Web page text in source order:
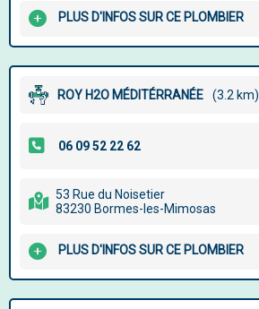
PLUS D'INFOS SUR CE PLOMBIER
ROY H2O MÉDITÉRRANÉE (3.2 km)
53 Rue du Noisetier
83230 Bormes-les-Mimosas
PLUS D'INFOS SUR CE PLOMBIER